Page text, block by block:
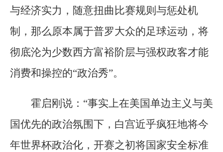
与经济实力，随意扭曲比赛规则与惩处机
制，那么原本属于普罗大众的足球运动，将
彻底沦为少数西方富裕阶层与强权政客才能
消费和操控的“政治秀”。
霍启刚说：“事实上在美国单边主义与美
国优先的政治氛围下，白宫近乎疯狂地将今
年世界杯政治化，开赛之初将国家安全标准